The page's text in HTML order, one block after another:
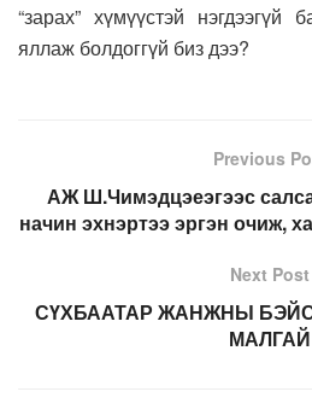
“зарах” хүмүүстэй
яллаж болдоггүй биз дээ?
Previous
АЖ Ш.Чимэдцэеэгээс
начин эхнэртээ эргэн очиж,
Next Post
СҮХБААТАР ЖАНЖНЫ
МАЛГАЙ